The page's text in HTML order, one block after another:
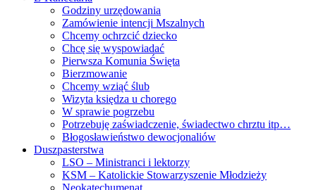
Godziny urzędowania
Zamówienie intencji Mszalnych
Chcemy ochrzcić dziecko
Chcę się wyspowiadać
Pierwsza Komunia Święta
Bierzmowanie
Chcemy wziąć ślub
Wizyta księdza u chorego
W sprawie pogrzebu
Potrzebuję zaświadczenie, świadectwo chrztu itp…
Błogosławieństwo dewocjonaliów
Duszpasterstwa
LSO – Ministranci i lektorzy
KSM – Katolickie Stowarzyszenie Młodzieży
Neokatechumenat